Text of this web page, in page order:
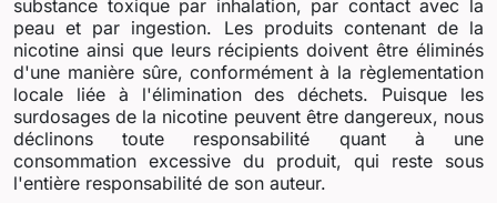
substance toxique par inhalation, par contact avec la
peau et par ingestion. Les produits contenant de la
nicotine ainsi que leurs récipients doivent être éliminés
d'une manière sûre, conformément à la règlementation
locale liée à l'élimination des déchets. Puisque les
surdosages de la nicotine peuvent être dangereux, nous
déclinons toute responsabilité quant à une
consommation excessive du produit, qui reste sous
l'entière responsabilité de son auteur.